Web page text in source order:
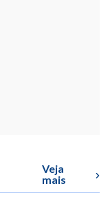
Veja
mais